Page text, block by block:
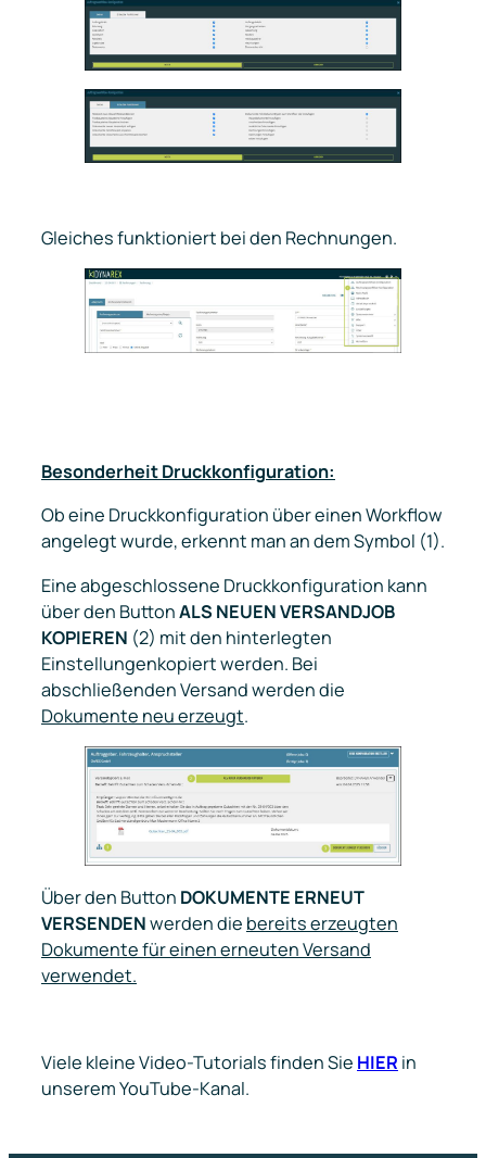
Gleiches funktioniert bei den Rechnungen.
Besonderheit Druckkonfiguration:
Ob eine Druckkonfiguration über einen Workflow
angelegt wurde, erkennt man an dem Symbol (1).
Eine abgeschlossene Druckkonfiguration kann
über den ButtonALS NEUEN VERSANDJOB
KOPIEREN (2) mit den hinterlegten
Einstellungenkopiert werden. Bei
abschließenden Versand werden die
Dokumente neu erzeugt.
Über den Button DOKUMENTE ERNEUT
VERSENDENwerdendie bereits erzeugten
Dokumente für einen erneuten Versand
verwendet.
Viele kleine Video-Tutorials finden Sie HIER in
unserem YouTube-Kanal.